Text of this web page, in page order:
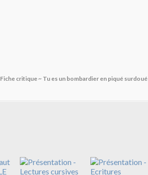
Fiche critique ~ Tu es un bombardier en piqué surdoué